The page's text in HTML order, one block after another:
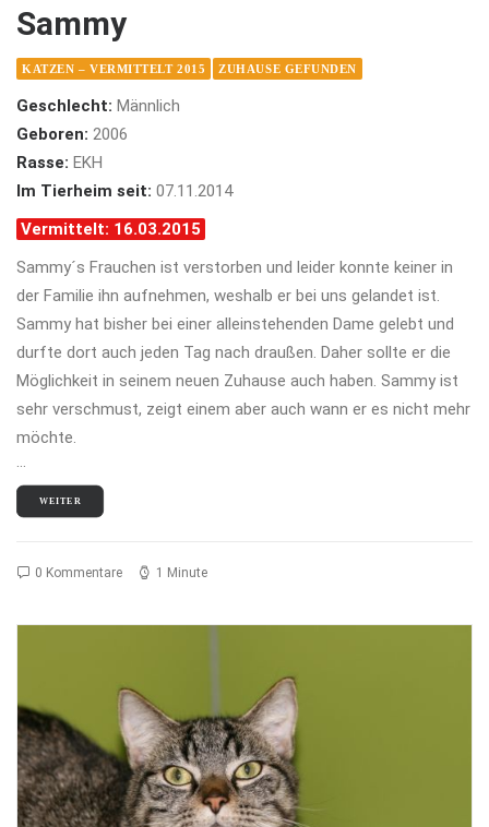
Sammy
KATZEN – VERMITTELT 2015 ZUHAUSE GEFUNDEN
Geschlecht: Männlich
Geboren: 2006
Rasse: EKH
Im Tierheim seit: 07.11.2014
Vermittelt: 16.03.2015
Sammy´s Frauchen ist verstorben und leider konnte keiner in
der Familie ihn aufnehmen, weshalb er bei uns gelandet ist.
Sammy hat bisher bei einer alleinstehenden Dame gelebt und
durfte dort auch jeden Tag nach draußen. Daher sollte er die
Möglichkeit in seinem neuen Zuhause auch haben. Sammy ist
sehr verschmust, zeigt einem aber auch wann er es nicht mehr
möchte.
…
WEITER
0 Kommentare 1 Minute